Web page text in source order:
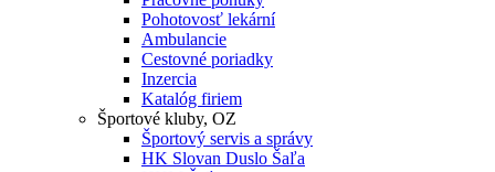
Pohotovosť lekární
Ambulancie
Cestovné poriadky
Inzercia
Katalóg firiem
Športové kluby, OZ
Športový servis a správy
HK Slovan Duslo Šaľa